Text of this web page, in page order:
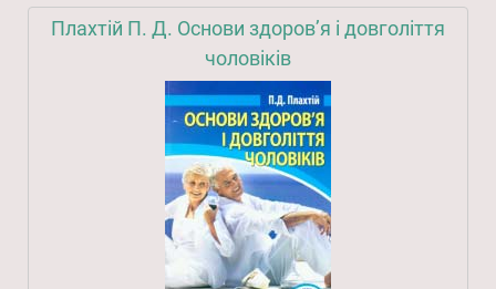
Плахтій П. Д. Основи здоров’я і довголіття
чоловіків